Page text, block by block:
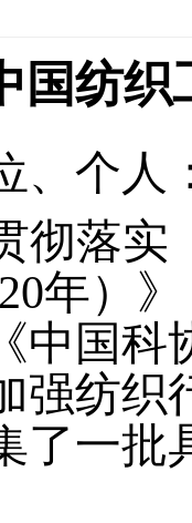
国纺
、个人
彻落实
年）
中国科
强纺织
了一批